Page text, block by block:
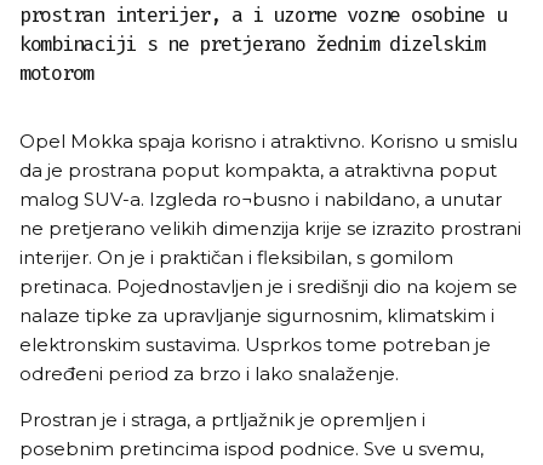
prostran interijer, a i uzorne vozne osobine u
kombinaciji s ne pretjerano žednim dizelskim
motorom
Opel Mokka spaja korisno i atraktivno. Korisno u smislu
da je prostrana poput kompakta, a atraktivna poput
malog SUV-a. Izgleda ro¬busno i nabildano, a unutar
ne pretjerano velikih dimenzija krije se izrazito prostrani
interijer. On je i praktičan i fleksibilan, s gomilom
pretinaca. Pojednostavljen je i središnji dio na kojem se
nalaze tipke za upravljanje sigurnosnim, klimatskim i
elektronskim sustavima. Usprkos tome potreban je
određeni period za brzo i lako snalaženje.
Prostran je i straga, a prtljažnik je opremljen i
posebnim pretincima ispod podnice. Sve u svemu,